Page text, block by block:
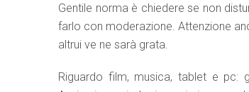
Gentile norma è chiedere se non
farlo con moderazione. Attenzione
altrui ve ne sarà grata.
Riguardo film, musica, tablet e pc: